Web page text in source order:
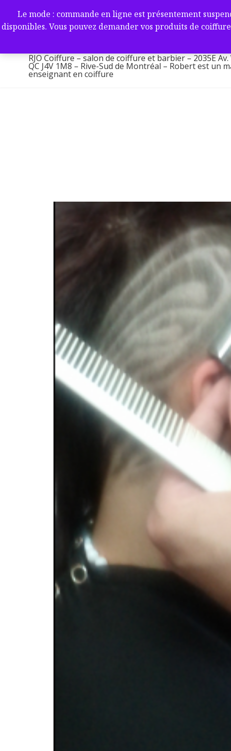
Le mode : commande en ligne est présentement
disponibles. Vous pouvez demander vos produits de
contenu
RJO Coiffure – salon de
-2035E Av. Victoria, Saint-
RJO Coiffure – salon de coiffure et barbier – 2035E
QC J4V 1M8 – Rive-Sud de Montréal – Robert est un
enseignant en coiffure